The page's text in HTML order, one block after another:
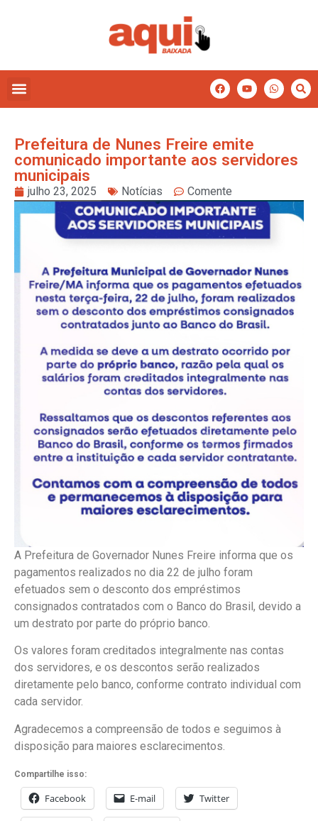
Prefeitura de Nunes Freire emite
comunicado importante aos servidores
municipais
julho 23, 2025 Notícias Comente
A Prefeitura de Governador Nunes Freire informa que os
pagamentos realizados no dia 22 de julho foram
efetuados sem o desconto dos empréstimos
consignados contratados com o Banco do Brasil, devido a
um destrato por parte do próprio banco.
Os valores foram creditados integralmente nas contas
dos servidores, e os descontos serão realizados
diretamente pelo banco, conforme contrato individual com
cada servidor.
Agradecemos a compreensão de todos e seguimos à
disposição para maiores esclarecimentos.
Compartilhe isso:
Facebook E-mail Twitter